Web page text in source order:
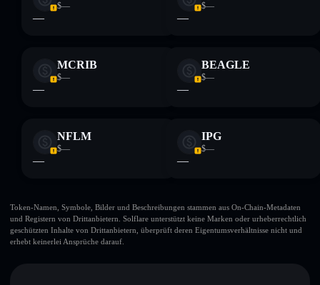
$—
—
$—
—
MCRIB
$—
—
BEAGLE
$—
—
NFLM
$—
—
IPG
$—
—
Token-Namen, Symbole, Bilder und Beschreibungen stammen aus On-Chain-Metadaten
und Registern von Drittanbietern. Solflare unterstützt keine Marken oder urheberrechtlich
geschützten Inhalte von Drittanbietern, überprüft deren Eigentumsverhältnisse nicht und
erhebt keinerlei Ansprüche darauf.